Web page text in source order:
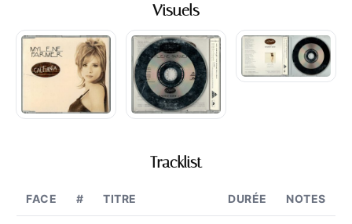
Visuels
Tracklist
FACE # TITRE DURÉE NOTES